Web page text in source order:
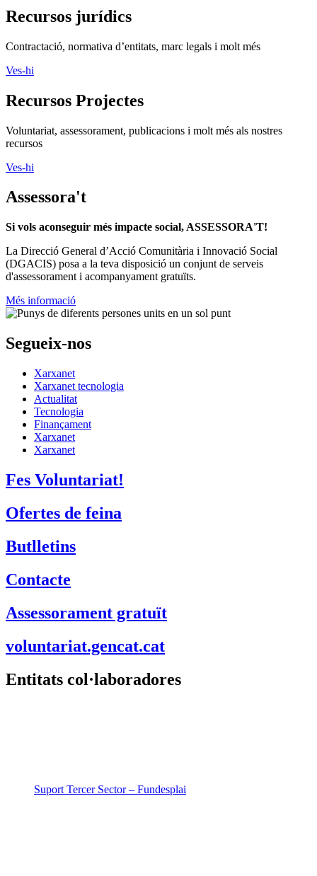
Recursos jurídics
Contractació, normativa d’entitats, marc legals i molt més
Ves-hi
Recursos Projectes
Voluntariat, assessorament, publicacions i molt més als nostres
recursos
Ves-hi
Assessora't
Si vols aconseguir més impacte social, ASSESSORA'T!
La Direcció General d’Acció Comunitària i Innovació Social
(DGACIS) posa a la teva disposició un conjunt de serveis
d'assessorament i acompanyament gratuïts.
Més informació
Segueix-nos
Xarxanet
Xarxanet tecnologia
Actualitat
Tecnologia
Finançament
Xarxanet
Xarxanet
Fes Voluntariat!
Ofertes de feina
Butlletins
Contacte
Assessorament gratuït
voluntariat.gencat.cat
Entitats col·laboradores
Suport Tercer Sector – Fundesplai